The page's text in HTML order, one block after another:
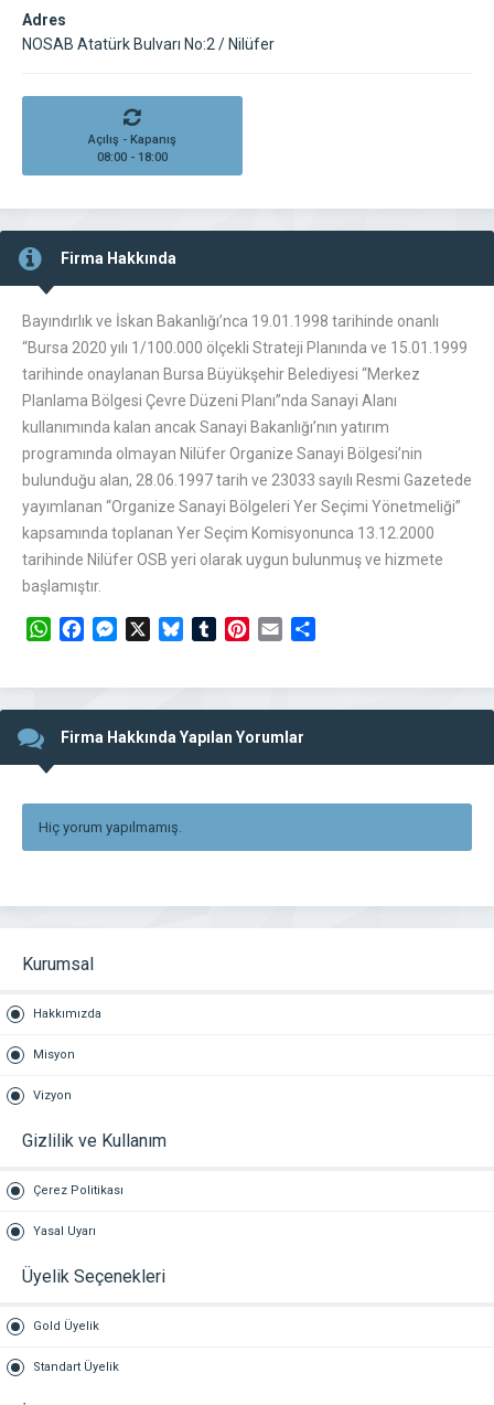
Adres
NOSAB Atatürk Bulvarı No:2 / Nilüfer
Açılış - Kapanış
08:00 - 18:00
Firma Hakkında
Bayındırlık ve İskan Bakanlığı’nca 19.01.1998 tarihinde onanlı
“Bursa 2020 yılı 1/100.000 ölçekli Strateji Planında ve 15.01.1999
tarihinde onaylanan Bursa Büyükşehir Belediyesi “Merkez
Planlama Bölgesi Çevre Düzeni Planı”nda Sanayi Alanı
kullanımında kalan ancak Sanayi Bakanlığı’nın yatırım
programında olmayan Nilüfer Organize Sanayi Bölgesi’nin
bulunduğu alan, 28.06.1997 tarih ve 23033 sayılı Resmi Gazetede
yayımlanan “Organize Sanayi Bölgeleri Yer Seçimi Yönetmeliği”
kapsamında toplanan Yer Seçim Komisyonunca 13.12.2000
tarihinde Nilüfer OSB yeri olarak uygun bulunmuş ve hizmete
başlamıştır.
WhatsAppFacebookMessengerBlueskyTumblrPinterest
Email
Firma Hakkında Yapılan Yorumlar
Hiç yorum yapılmamış.
Kurumsal
Hakkımızda
Misyon
Vizyon
Gizlilik ve Kullanım
Çerez Politikası
Yasal Uyarı
Üyelik Seçenekleri
Gold Üyelik
Standart Üyelik